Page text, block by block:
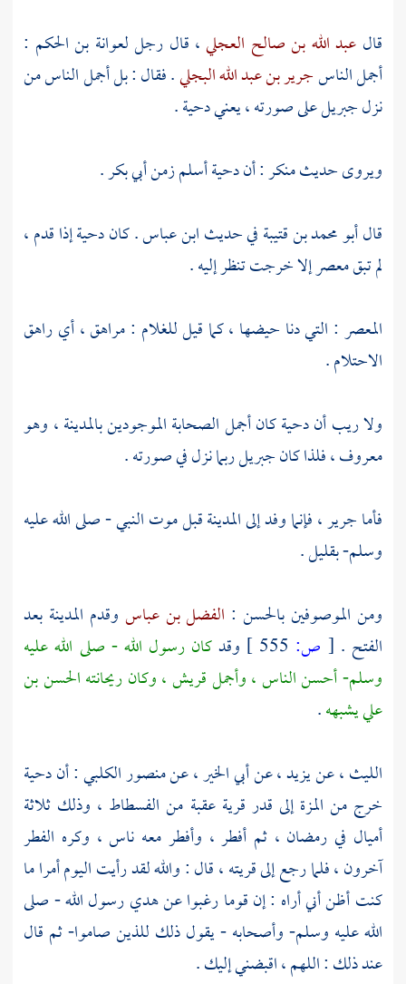
قال عبد الله بن صالح العجلي، قال رجللعوانة بن الحكم :
أجمل الناسجرير بن عبد الله البجلي. فقال : بل أجمل الناس من
نزلجبريلعلى صورته ، يعنيدحية.
ويروى حديث منكر : أندحيةأسلم زمنأبي بكر.
قالأبو محمد بن قتيبةفي حديثابن عباس. كاندحيةإذا قدم ،
لم تبق معصر إلا خرجت تنظر إليه .
المعصر : التي دنا حيضها ، كما قيل للغلام : مراهق ، أي راهق
الاحتلام .
ولا ريب أندحيةكان أجمل الصحابة الموجودينبالمدينة، وهو
معروف ، فلذا كانجبريلربما نزل في صورته .
فأماجرير، فإنما وفد إلىالمدينةقبل موت النبي - صلى الله عليه
وسلم- بقليل .
ومن الموصوفين بالحسن : الفضل بن عباس وقدم المدينة بعد
الفتح . [ ص: وقدكان رسول الله - صلى الله عليه
وسلم- أحسن الناس ، وأجملقريش، وكان ريحانتهالحسن بن
علييشبهه.
الليث، عنيزيد، عنأبي الخير، عنمنصور الكلبي: أندحية
خرج من المزةإلى قدر قرية عقبة من الفسطاط ، وذلك ثلاثة
أميال في رمضان ، ثم أفطر ، وأفطر معه ناس ، وكره الفطر
آخرون ، فلما رجع إلى قريته ، قال : والله لقد رأيت اليوم أمرا ما
كنت أظن أني أراه : إن قوما رغبوا عن هدي رسول الله - صلى
الله عليه وسلم- وأصحابه - يقول ذلك للذين صاموا- ثم قال
عند ذلك : اللهم ، اقبضني إليك .